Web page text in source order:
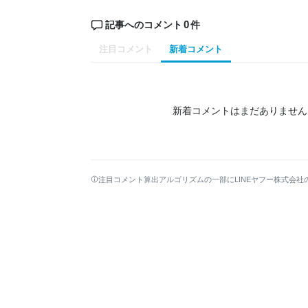
記事へのコメント 0件
注目コメント 新着コメント
新着コメントはまだありませ
注目コメント算出アルゴリズムの一部にLINEヤフー株式会